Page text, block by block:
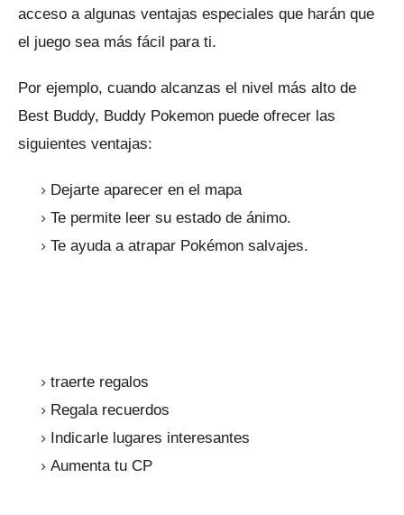
acceso a algunas ventajas especiales que harán que
el juego sea más fácil para ti.
Por ejemplo, cuando alcanzas el nivel más alto de
Best Buddy, Buddy Pokemon puede ofrecer las
siguientes ventajas:
Dejarte aparecer en el mapa
Te permite leer su estado de ánimo.
Te ayuda a atrapar Pokémon salvajes.
traerte regalos
Regala recuerdos
Indicarle lugares interesantes
Aumenta tu CP